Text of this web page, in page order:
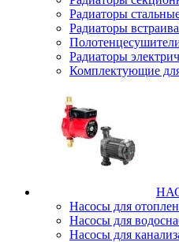
Радиаторы
Радиаторы
Радиаторы
Комплектующие
Насосы для
Насосы для
Насосы для